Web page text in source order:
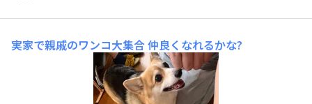
実家で親戚のワンコ大集合仲良くなれるかな?